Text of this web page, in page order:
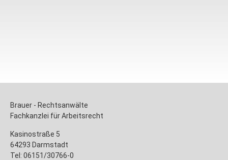
Brauer - Rechtsanwälte
Fachkanzlei für Arbeitsrecht
Kasinostraße 5
64293 Darmstadt
Tel: 06151/30766-0